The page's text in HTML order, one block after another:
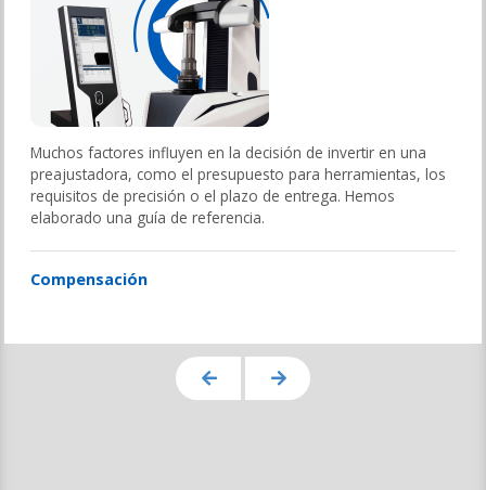
Muchos factores influyen en la decisión de invertir en una
preajustadora, como el presupuesto para herramientas, los
requisitos de precisión o el plazo de entrega. Hemos
elaborado una guía de referencia.
Compensación